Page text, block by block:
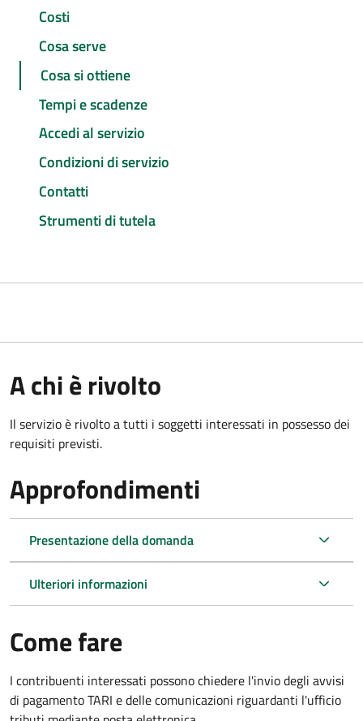
Costi
Cosa serve
Cosa si ottiene
Tempi e scadenze
Accedi al servizio
Condizioni di servizio
Contatti
Strumenti di tutela
A chi è rivolto
Il servizio è rivolto a tutti i soggetti interessati in possesso dei
requisiti previsti.
Approfondimenti
Presentazione della domanda
Ulteriori informazioni
Come fare
I contribuenti interessati possono chiedere l'invio degli avvisi
di pagamento TARI e delle comunicazioni riguardanti l'ufficio